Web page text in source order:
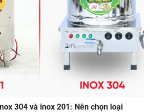
304 và inox 201: Nên chọn loại